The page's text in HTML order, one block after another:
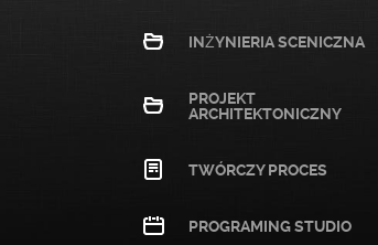
INŻYNIERIA SCENICZNA
PROJEKT
ARCHITEKTONICZNY
TWÓRCZY PROCES
PROGRAMING STUDIO